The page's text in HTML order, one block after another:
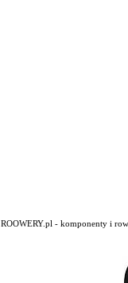
ROOWERY.pl - komponenty i